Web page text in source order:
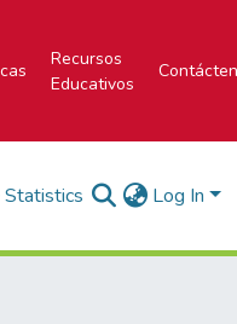
Recursos
Educativos
Statistics Log In